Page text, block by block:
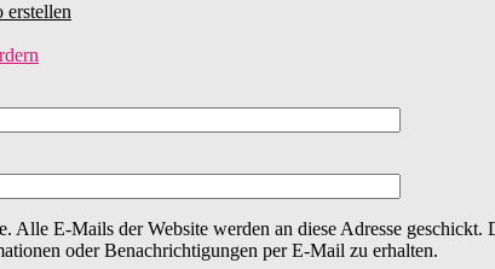
erstellen
Alle E-Mails der Website werden an diese Adresse
oder Benachrichtigungen per E-Mail zu erhalten.